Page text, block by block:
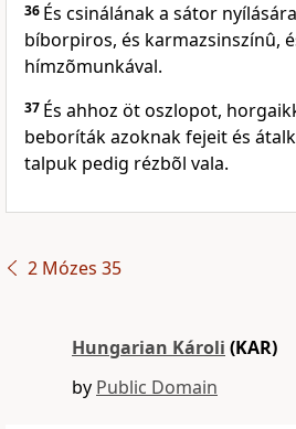
36 És csinálának a sátor
bíborpiros, és karmazsinszínû,
hímzõmunkával.
37 És ahhoz öt oszlopot,
beboríták azoknak fejeit és
talpuk pedig rézbõl vala.
2 Mózes 35
Hungarian Károli (KAR)
by Public Domain